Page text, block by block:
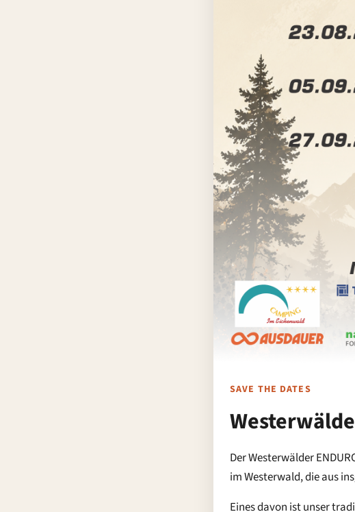
SAVE THE DATES
Der Westerwälder
im Westerwald, die aus
Eines davon ist unser